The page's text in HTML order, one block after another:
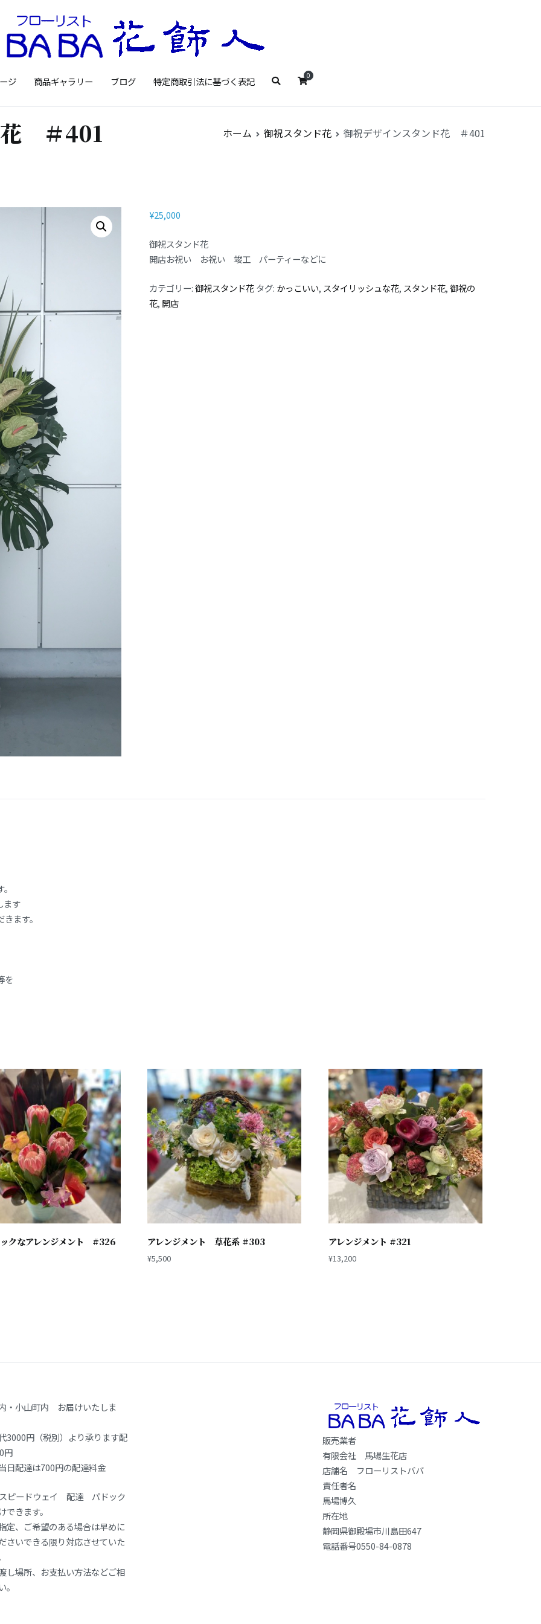
Floristbaba フローリストババ
お花を贈るなら御殿場の花店フローリストババ
ジ 商品ギャラリー ブログ 特定商取引法に基づく表記 0
花 ＃401 ホーム 御祝スタンド花 御祝デザインスタンド花 ＃401
¥25,000
御祝スタンド花
開店お祝い お祝い 竣工 パーティーなどに
カテゴリー:御祝スタンド花タグ: かっこいい, スタイリッシュな花, スタンド花,御祝の
花, 開店
ます
ます。
を
クなアレンジメント #326 アレンジメント 草花系 #303
¥5,500
アレンジメント #321
¥13,200
・小山町内 お届けいたしま
3000円（税別）より承ります配
円
日配達は700円の配達料金
ピードウェイ 配達 パドック
できます。
定、ご希望のある場合は早めに
さいできる限り対応させていた
し場所、お支払い方法などご相
販売業者
有限会社 馬場生花店
店舗名 フローリストババ
責任者名
馬場博久
所在地
静岡県御殿場市川島田647
電話番号0550-84-0878